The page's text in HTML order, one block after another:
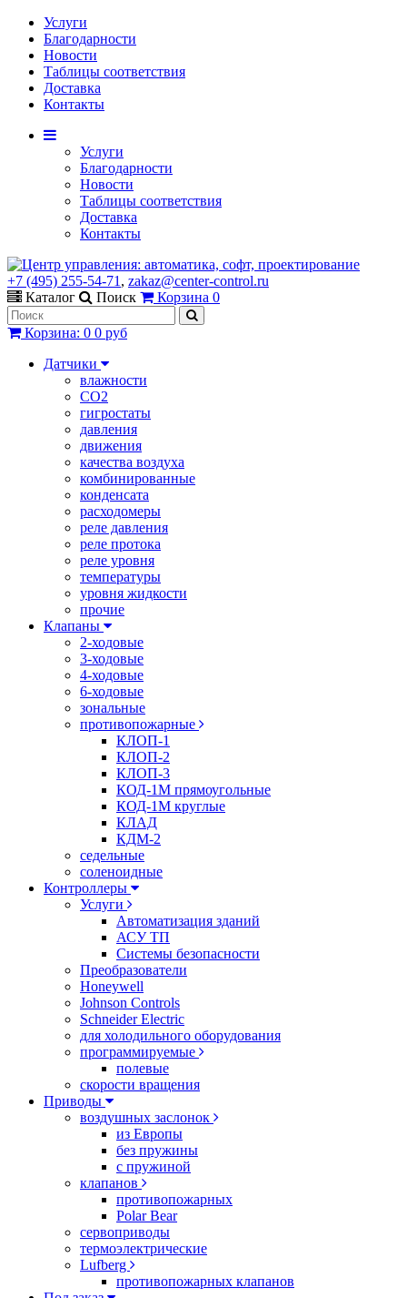
Услуги
Благодарности
Новости
Таблицы соответствия
Доставка
Контакты
Услуги
Благодарности
Новости
Таблицы соответствия
Доставка
Контакты
+7 (495) 255-54-71 , zakaz@center-control.ru
Каталог
Поиск Корзина 0
Корзина: 0 0 руб
Датчики
влажности
CO2
гигростаты
давления
движения
качества воздуха
комбинированные
конденсата
расходомеры
реле давления
реле протока
реле уровня
температуры
уровня жидкости
прочие
Клапаны
2-ходовые
3-ходовые
4-ходовые
6-ходовые
зональные
противопожарные
КЛОП-1
КЛОП-2
КЛОП-3
КОД-1М прямоугольные
КОД-1М круглые
КЛАД
КДМ-2
седельные
соленоидные
Контроллеры
Услуги
Автоматизация зданий
АСУ ТП
Системы безопасности
Преобразователи
Honeywell
Johnson Controls
Schneider Electric
для холодильного оборудования
программируемые
полевые
скорости вращения
Приводы
воздушных заслонок
из Европы
без пружины
с пружиной
клапанов
противопожарных
Polar Bear
сервоприводы
термоэлектрические
Lufberg
противопожарных клапанов